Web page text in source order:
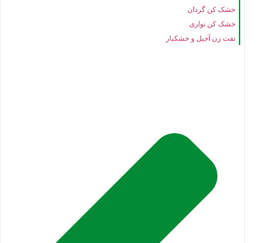
خشک کن گردان
خشک کن نواری
تفت زن آجیل و خشکبار